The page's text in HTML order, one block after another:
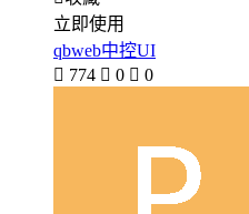
立即使用
qbweb中控UI
 774  0  0